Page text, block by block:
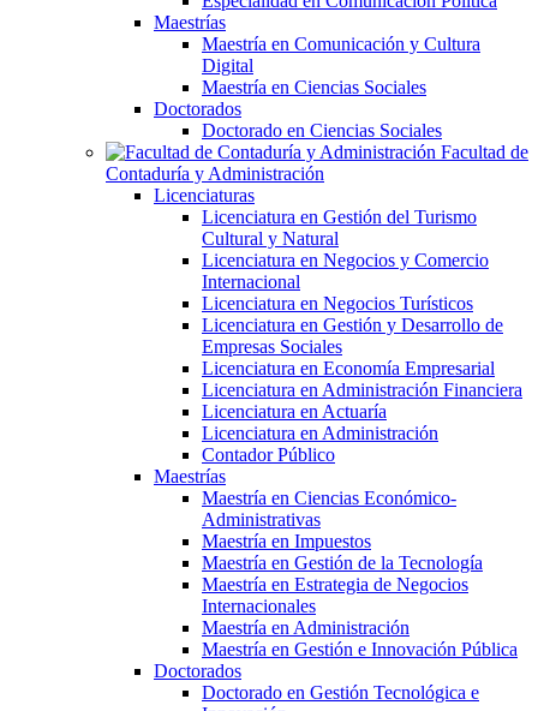
Maestrías
Maestría en Comunicación y Cultura
Digital
Maestría en Ciencias Sociales
Doctorados
Doctorado en Ciencias Sociales
Facultad de
Contaduría y Administración
Licenciaturas
Licenciatura en Gestión del Turismo
Cultural y Natural
Licenciatura en Negocios y Comercio
Internacional
Licenciatura en Negocios Turísticos
Licenciatura en Gestión y Desarrollo de
Empresas Sociales
Licenciatura en Economía Empresarial
Licenciatura en Administración Financiera
Licenciatura en Actuaría
Licenciatura en Administración
Contador Público
Maestrías
Maestría en Ciencias Económico-
Administrativas
Maestría en Impuestos
Maestría en Gestión de la Tecnología
Maestría en Estrategia de Negocios
Internacionales
Maestría en Administración
Maestría en Gestión e Innovación Pública
Doctorados
Doctorado en Gestión Tecnológica e